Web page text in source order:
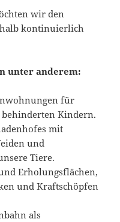
wir den
kontinuierlich
unter anderem:
für
Kindern.
mit
und
Tiere.
Erholungsflächen,
und Kraftschöpfen
als